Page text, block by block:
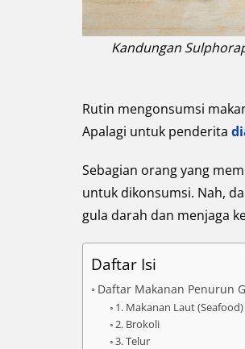
Kandungan
Rutin mengonsumsi
Apalagi untuk penderita
Sebagian orang yang
untuk dikonsumsi. Nah,
gula darah dan menjaga
Daftar Isi
Daftar Makanan Penurun
1. Makanan Laut (Seafood)
2. Brokoli
3. Telur